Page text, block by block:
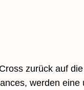
zurück auf
werden